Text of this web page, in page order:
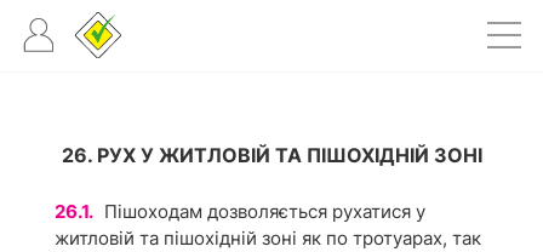
26. РУХ У ЖИТЛОВІЙ ТА ПІШОХІДНІЙ ЗОНІ
26.1. Пішоходам дозволяється рухатися у
житловій та пішохідній зоні як по тротуарах, так